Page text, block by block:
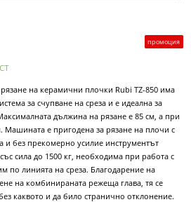
промоция
на керамични плочки Rubi TZ-850 има
за счупване на среза и е идеална за
дължина на рязане е 85 см, а при
Машината е пригодена за рязане на плочи с
и без прекомерно усилие инструментът
сила до 1500 кг, необходима при работа с
по линията на среза. Благодарение на
на комбинираната режеща глава, тя се
каквото и да било странично отклонение.